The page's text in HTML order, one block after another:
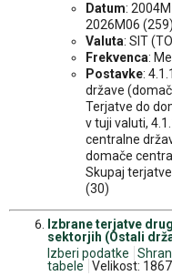
Datum:
2026M06 (259)
Valuta: SIT
Frekvenca:
Postavke:
države
Terjatve do
v tuji valuti,
centralne
domače
Skupaj
(30)
Izbrane terjatve
sektorjih (Ostali
Izberi podatke
tabele
Velikost: